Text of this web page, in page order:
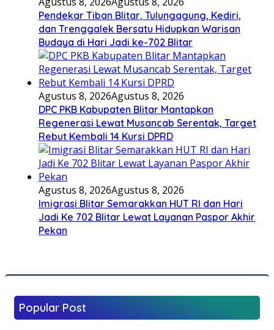
Pendekar Tiban Blitar, Tulungagung, Kediri,
dan Trenggalek Bersatu Hidupkan Warisan
Budaya di Hari Jadi ke-702 Blitar
Agustus 8, 2026Agustus 8, 2026
DPC PKB Kabupaten Blitar Mantapkan
Regenerasi Lewat Musancab Serentak, Target
Rebut Kembali 14 Kursi DPRD
Agustus 8, 2026Agustus 8, 2026
Imigrasi Blitar Semarakkan HUT RI dan Hari
Jadi Ke 702 Blitar Lewat Layanan Paspor Akhir
Pekan
Popular Post